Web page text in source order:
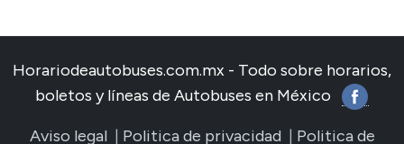
Horariodeautobuses.com.mx - Todo sobre horarios,
boletos y líneas de Autobuses en México
Aviso legal| Politica de privacidad | Politica de